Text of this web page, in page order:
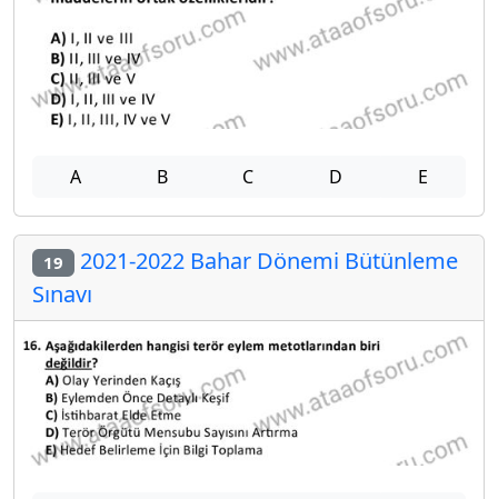
A B C D E
19 2021-2022 Bahar Dönemi Bütünleme
Sınavı